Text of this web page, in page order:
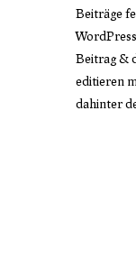
Beiträge
Beitrag &
editieren
dahinter